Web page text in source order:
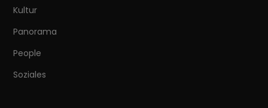
Kultur
Panorama
People
Soziales